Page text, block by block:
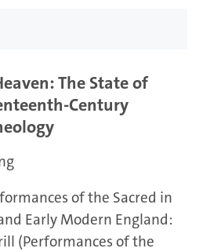
The State of
Century
of the Sacred in
Early Modern England:
(Performances of the